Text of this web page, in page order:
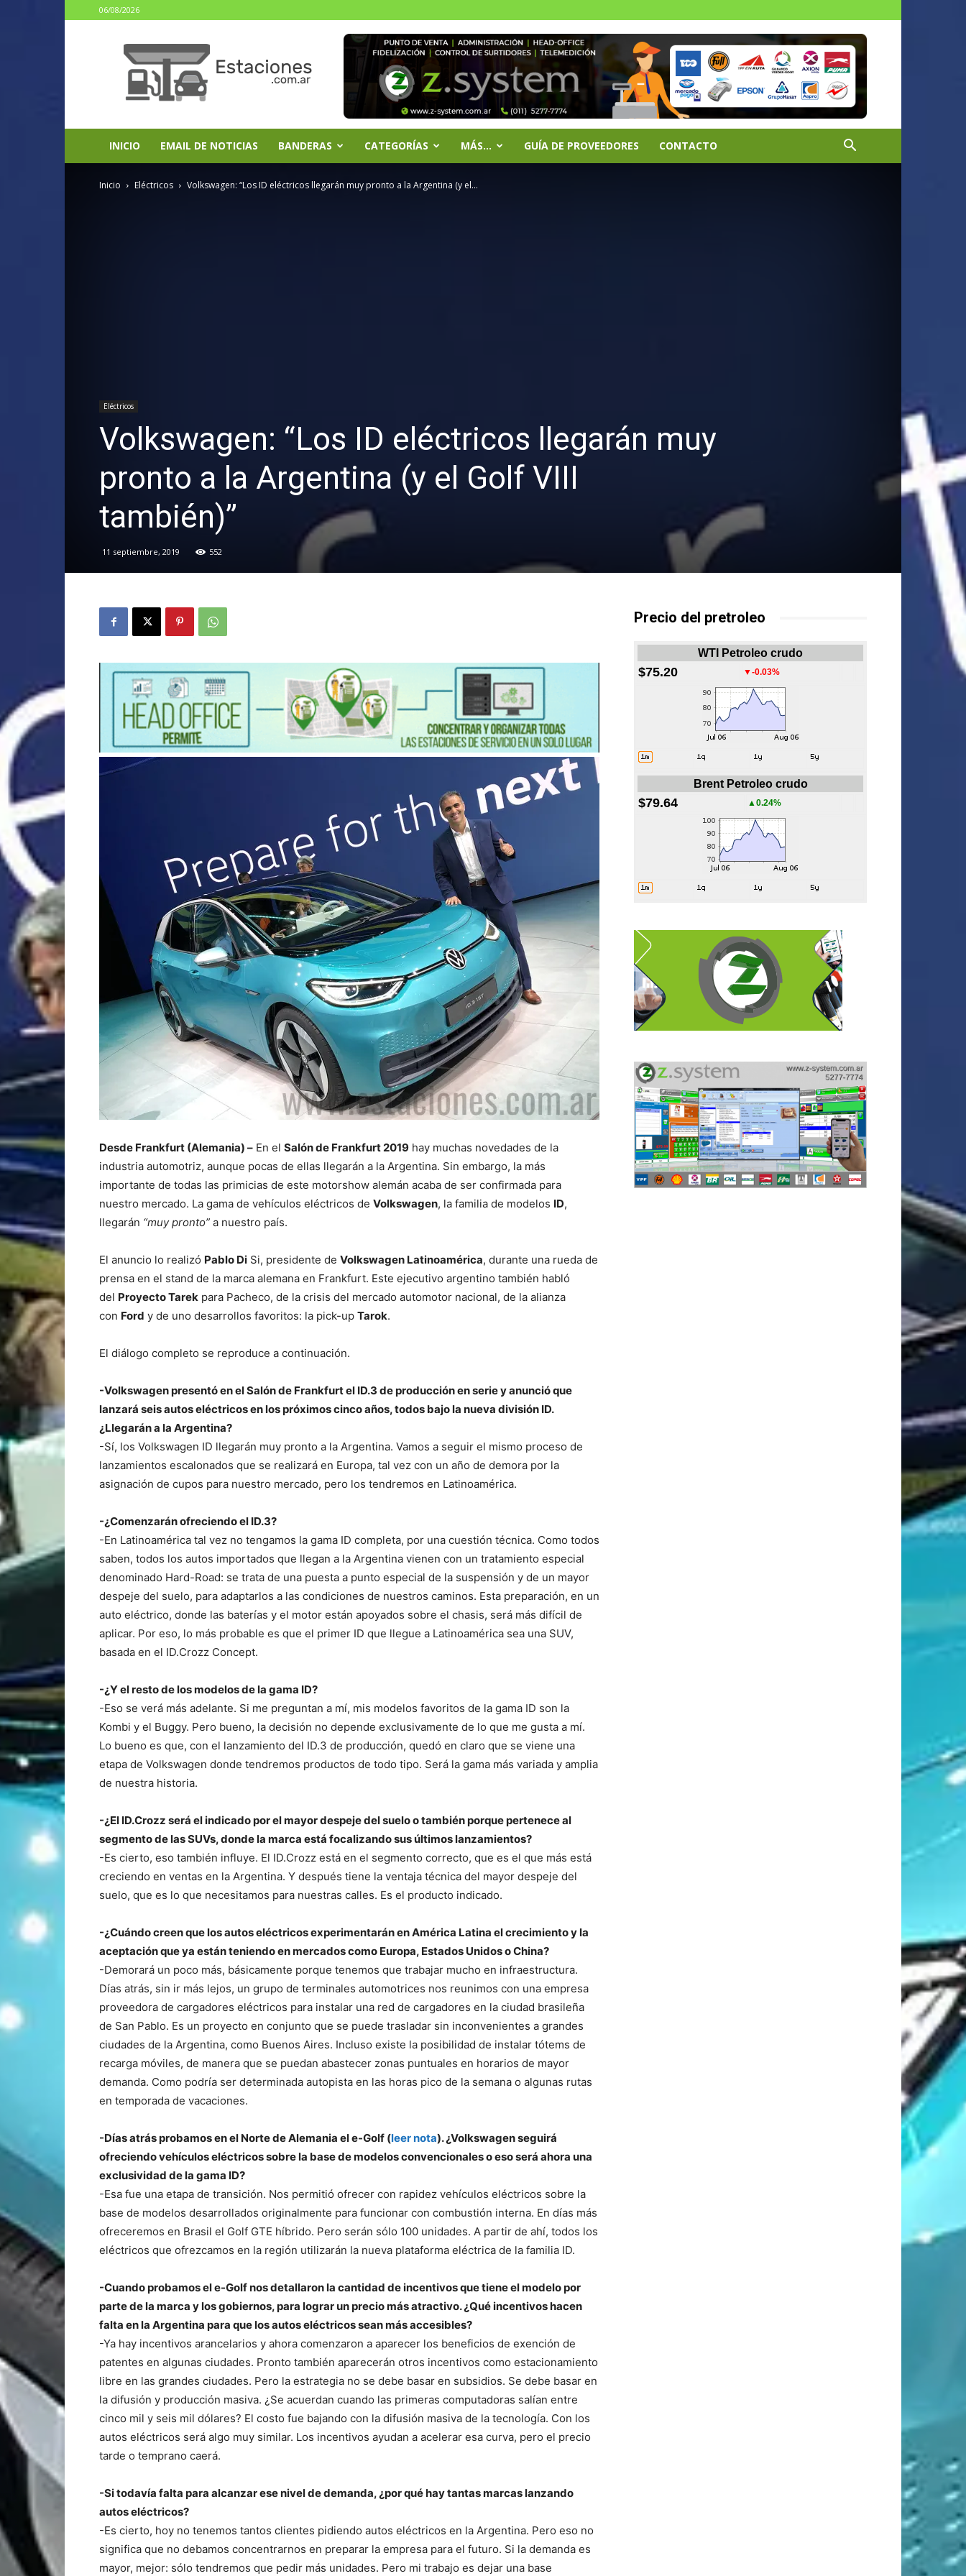
06/08/2026
INICIO EMAIL DE NOTICIAS BANDERAS CATEGORÍAS MÁS… GUÍA DE PROVEEDORES CONTACTO
Inicio Eléctricos Volkswagen: “Los ID eléctricos llegarán muy pronto a la Argentina (y el...
Eléctricos
Volkswagen: “Los ID eléctricos llegarán muy
pronto a la Argentina (y el Golf VIII
también)”
11 septiembre, 2019 552
Desde Frankfurt (Alemania) – En el Salón de Frankfurt 2019 hay muchas novedades de la
industria automotriz, aunque pocas de ellas llegarán a la Argentina. Sin embargo, la más
importante de todas las primicias de este motorshow alemán acaba de ser confirmada para
nuestro mercado. La gama de vehículos eléctricos de Volkswagen, la familia de modelos ID,
llegarán “muy pronto” a nuestro país.
El anuncio lo realizó Pablo Di Si, presidente de Volkswagen Latinoamérica, durante una rueda de
prensa en el stand de la marca alemana en Frankfurt. Este ejecutivo argentino también habló
del Proyecto Tarek para Pacheco, de la crisis del mercado automotor nacional, de la alianza
con Ford y de uno desarrollos favoritos: la pick-up Tarok.
El diálogo completo se reproduce a continuación.
-Volkswagen presentó en el Salón de Frankfurt el ID.3 de producción en serie y anunció que
lanzará seis autos eléctricos en los próximos cinco años, todos bajo la nueva división ID.
¿Llegarán a la Argentina?
-Sí, los Volkswagen ID llegarán muy pronto a la Argentina. Vamos a seguir el mismo proceso de
lanzamientos escalonados que se realizará en Europa, tal vez con un año de demora por la
asignación de cupos para nuestro mercado, pero los tendremos en Latinoamérica.
-¿Comenzarán ofreciendo el ID.3?
-En Latinoamérica tal vez no tengamos la gama ID completa, por una cuestión técnica. Como todos
saben, todos los autos importados que llegan a la Argentina vienen con un tratamiento especial
denominado Hard-Road: se trata de una puesta a punto especial de la suspensión y de un mayor
despeje del suelo, para adaptarlos a las condiciones de nuestros caminos. Esta preparación, en un
auto eléctrico, donde las baterías y el motor están apoyados sobre el chasis, será más difícil de
aplicar. Por eso, lo más probable es que el primer ID que llegue a Latinoamérica sea una SUV,
basada en el ID.Crozz Concept.
-¿Y el resto de los modelos de la gama ID?
-Eso se verá más adelante. Si me preguntan a mí, mis modelos favoritos de la gama ID son la
Kombi y el Buggy. Pero bueno, la decisión no depende exclusivamente de lo que me gusta a mí.
Lo bueno es que, con el lanzamiento del ID.3 de producción, quedó en claro que se viene una
etapa de Volkswagen donde tendremos productos de todo tipo. Será la gama más variada y amplia
de nuestra historia.
-¿El ID.Crozz será el indicado por el mayor despeje del suelo o también porque pertenece al
segmento de las SUVs, donde la marca está focalizando sus últimos lanzamientos?
-Es cierto, eso también influye. El ID.Crozz está en el segmento correcto, que es el que más está
creciendo en ventas en la Argentina. Y después tiene la ventaja técnica del mayor despeje del
suelo, que es lo que necesitamos para nuestras calles. Es el producto indicado.
-¿Cuándo creen que los autos eléctricos experimentarán en América Latina el crecimiento y la
aceptación que ya están teniendo en mercados como Europa, Estados Unidos o China?
-Demorará un poco más, básicamente porque tenemos que trabajar mucho en infraestructura.
Días atrás, sin ir más lejos, un grupo de terminales automotrices nos reunimos con una empresa
proveedora de cargadores eléctricos para instalar una red de cargadores en la ciudad brasileña
de San Pablo. Es un proyecto en conjunto que se puede trasladar sin inconvenientes a grandes
ciudades de la Argentina, como Buenos Aires. Incluso existe la posibilidad de instalar tótems de
recarga móviles, de manera que se puedan abastecer zonas puntuales en horarios de mayor
demanda. Como podría ser determinada autopista en las horas pico de la semana o algunas rutas
en temporada de vacaciones.
-Días atrás probamos en el Norte de Alemania el e-Golf (leer nota). ¿Volkswagen seguirá
ofreciendo vehículos eléctricos sobre la base de modelos convencionales o eso será ahora una
exclusividad de la gama ID?
-Esa fue una etapa de transición. Nos permitió ofrecer con rapidez vehículos eléctricos sobre la
base de modelos desarrollados originalmente para funcionar con combustión interna. En días más
ofreceremos en Brasil el Golf GTE híbrido. Pero serán sólo 100 unidades. A partir de ahí, todos los
eléctricos que ofrezcamos en la región utilizarán la nueva plataforma eléctrica de la familia ID.
-Cuando probamos el e-Golf nos detallaron la cantidad de incentivos que tiene el modelo por
parte de la marca y los gobiernos, para lograr un precio más atractivo. ¿Qué incentivos hacen
falta en la Argentina para que los autos eléctricos sean más accesibles?
-Ya hay incentivos arancelarios y ahora comenzaron a aparecer los beneficios de exención de
patentes en algunas ciudades. Pronto también aparecerán otros incentivos como estacionamiento
libre en las grandes ciudades. Pero la estrategia no se debe basar en subsidios. Se debe basar en
la difusión y producción masiva. ¿Se acuerdan cuando las primeras computadoras salían entre
cinco mil y seis mil dólares? El costo fue bajando con la difusión masiva de la tecnología. Con los
autos eléctricos será algo muy similar. Los incentivos ayudan a acelerar esa curva, pero el precio
tarde o temprano caerá.
-Si todavía falta para alcanzar ese nivel de demanda, ¿por qué hay tantas marcas lanzando
autos eléctricos?
-Es cierto, hoy no tenemos tantos clientes pidiendo autos eléctricos en la Argentina. Pero eso no
significa que no debamos concentrarnos en preparar la empresa para el futuro. Si la demanda es
mayor, mejor: sólo tendremos que pedir más unidades. Pero mi trabajo es dejar una base
Precio del pretroleo
WTI Petroleo crudo
$75.20 ▼-0.03%
Brent Petroleo crudo
$79.64 ▲0.24%